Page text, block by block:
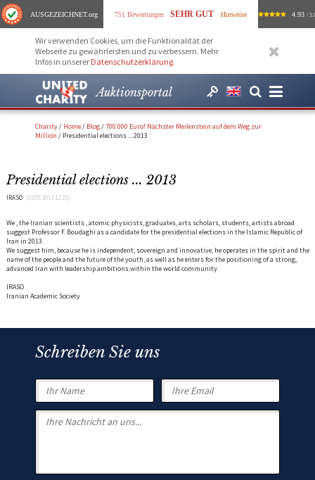
AUSGEZEICHNET.org 751 Bewertungen SEHR GUT Hinweise 4.93 /
Wir verwenden Cookies, um die Funktionalität der
Webseite zu gewährleisten und zu verbessern. Mehr
Infos in unserer Datenschutzerklärung.
Auktionsportal
Charity/ Home/ Blog/700.000 Euro! Nächster Meilenstein auf dem Weg zur
Million / Presidential elections ... 2013
Presidential elections ... 2013
IRASO (03.05.2013 12:21)
We , the Iranian scientists , atomic physicists, graduates, arts scholars, students, artists abroad
suggest Professor F. Boudaghi as a candidate for the presidential elections in the Islamic Republic of
Iran in 2013.
We suggest him, because he is independent, sovereign and innovative, he operates in the spirit and the
name of the people and the future of the youth, as well as he enters for the positioning of a strong,
advanced Iran with leadership ambitions within the world community.
IRASO
Iranian Academic Society
Schreiben Sie uns